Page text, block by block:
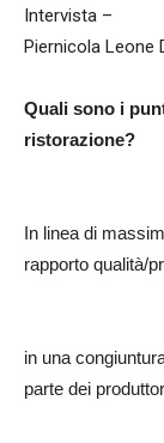
Intervista –
Piernicola Leone
Quali sono i
ristorazione?
In linea di
rapporto qualità/
in una
parte dei